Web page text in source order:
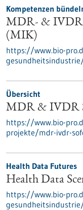
Kompetenzen
MDR- &
(MIK)
https://www.bio-
Übersicht
MDR & IVDR
https://www.bio-
projekte/mdr-ivdr-
Health Data Futures
Health Data
https://www.bio-